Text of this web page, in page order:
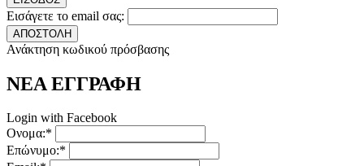
Εισάγετε το email σας:
ΑΠΟΣΤΟΛΗ
Ανάκτηση κωδικού πρόσβασης
ΝΕΑ ΕΓΓΡΑΦΗ
Login with Facebook
Ονομα:*
Επώνυμο:*